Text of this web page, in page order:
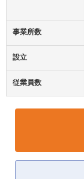
事業所数
設立
従業員数